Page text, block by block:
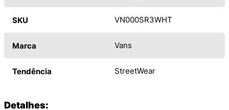
SKU VN000SR3WHT
Marca Vans
Tendência StreetWear
Detalhes: